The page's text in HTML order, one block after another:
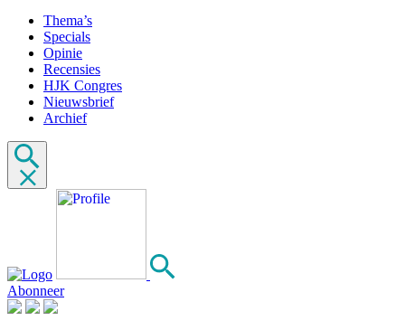
Thema’s
Specials
Opinie
Recensies
HJK Congres
Nieuwsbrief
Archief
Abonneer